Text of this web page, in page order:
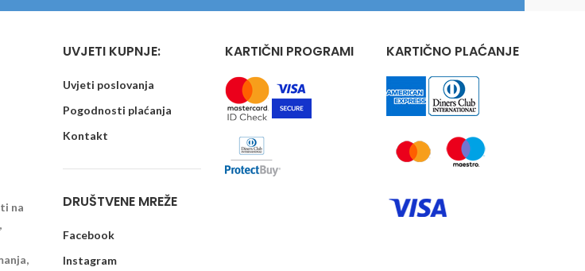
na
UVJETI KUPNJE:
Uvjeti poslovanja
Pogodnosti plaćanja
Kontakt
DRUŠTVENE MREŽE
Facebook
Instagram
KARTIČNI PROGRAMI KARTIČNO PLAĆANJE